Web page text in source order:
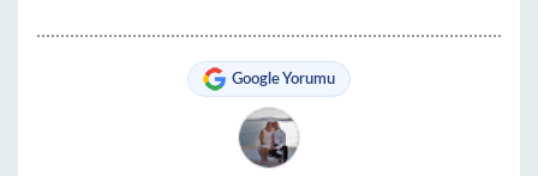
Google Yorumu